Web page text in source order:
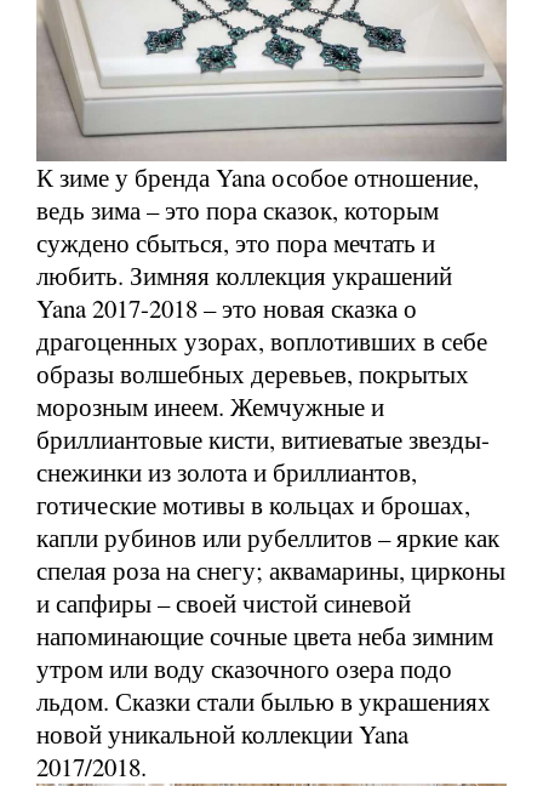
К зиме у бренда Yana особое отношение,
ведь зима – это пора сказок, которым
суждено сбыться, это пора мечтать и
любить. Зимняя коллекция украшений
Yana 2017-2018 – это новая сказка о
драгоценных узорах, воплотивших в себе
образы волшебных деревьев, покрытых
морозным инеем. Жемчужные и
бриллиантовые кисти, витиеватые звезды-
снежинки из золота и бриллиантов,
готические мотивы в кольцах и брошах,
капли рубинов или рубеллитов – яркие как
спелая роза на снегу; аквамарины, цирконы
и сапфиры – своей чистой синевой
напоминающие сочные цвета неба зимним
утром или воду сказочного озера подо
льдом. Сказки стали былью в украшениях
новой уникальной коллекции Yana
2017/2018.